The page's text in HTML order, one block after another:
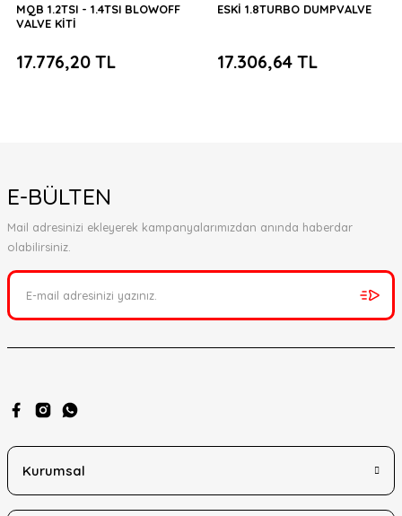
MQB 1.2TSI - 1.4TSI BLOWOFF
VALVE KİTİ
17.776,20 TL
ESKİ 1.8TURBO DUMPVALVE
17.306,64 TL
E-BÜLTEN
Mail adresinizi ekleyerek kampanyalarımızdan anında haberdar
olabilirsiniz.
Kurumsal